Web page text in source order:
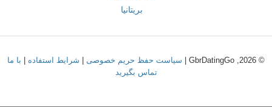
بریتانیا
© 2026, GbrDatingGo | سیاست حفظ حریم خصوصی شرایط استفاده
با ما
تماس بگیرید